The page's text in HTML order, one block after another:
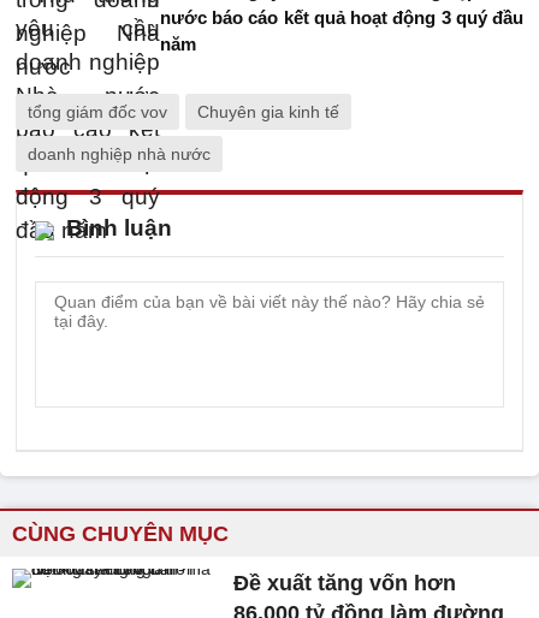
nước báo cáo kết quả hoạt động 3 quý đầu
năm
tổng giám đốc vov Chuyên gia kinh tế
doanh nghiệp nhà nước
Bình luận
CÙNG CHUYÊN MỤC
Đề xuất tăng vốn hơn
86.000 tỷ đồng làm đường